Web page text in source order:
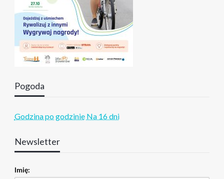
Pogoda
Godzina po godzinie Na 16 dni
Newsletter
Imię: